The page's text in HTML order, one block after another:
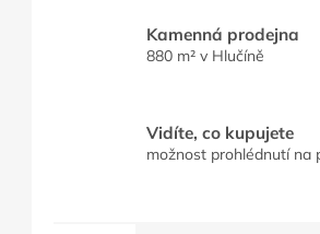
Kamenná prodejna
880 m² v Hlučíně
Vidíte, co kupujete
možnost prohlédnutí na